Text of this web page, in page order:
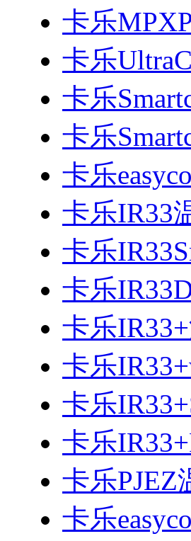
卡乐
卡乐
卡乐
卡乐
卡乐
卡乐IR33
卡乐
卡乐
卡乐
卡乐
卡乐
卡乐
卡乐PJEZ
卡乐